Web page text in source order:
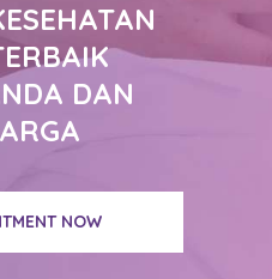
DAN
NOW